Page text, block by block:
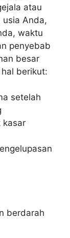
atau
usia Anda,
waktu
penyebab
besar
berikut:
setelah
kasar
berdarah